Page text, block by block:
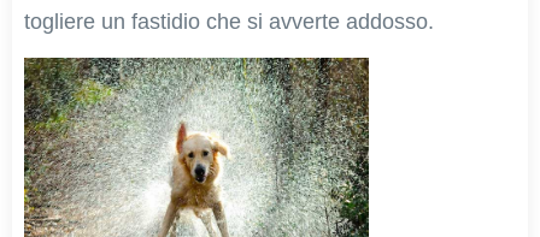
togliere un fastidio che si avverte addosso.